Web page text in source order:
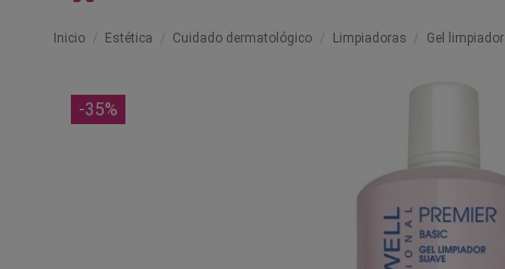
Inicio Estética Cuidado dermatológico Limpiadoras Gel
-35%